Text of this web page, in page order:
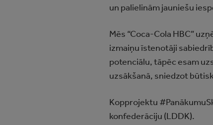
un palielinām jauniešu
Mēs “Coca‑Cola HBC”
izmaiņu īstenotāji
potenciālu, tāpēc esam
uzsākšanā, sniedzot
Kopprojektu
konfederāciju (LDDK).